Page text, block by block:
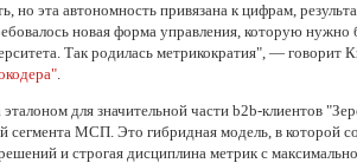
но эта автономность привязана к цифрам,
новая форма управления, которую нужно
Так родилась метрикократия", — говорит
.
для значительной части b2b-клиентов
сегмента МСП. Это гибридная модель, в которой
и строгая дисциплина метрик с